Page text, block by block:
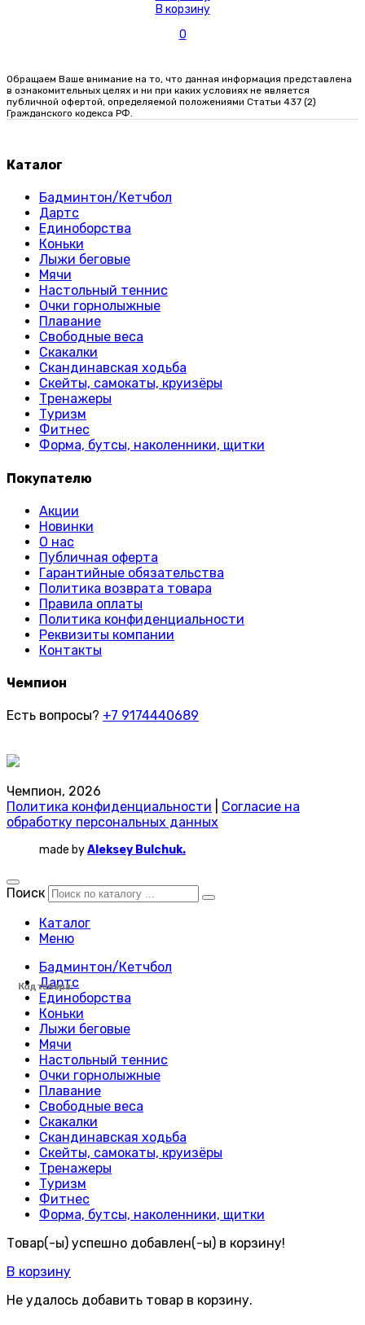
Код товара:
Код товара:
Код товара:
Код товара:
Код товара:
Код товара:
Код товара:
Код товара:
Код товара:
Код товара:
Код товара:
Код товара:
Код товара:
Код товара:
Код товара:
Код товара:
Код товара:
Код товара:
Код товара:
Код товара:
Код товара:
Код товара:
Код товара:
В корзину
0
Код товара:
Обращаем Ваше внимание на то, что данная информация представлена
в ознакомительных целях и ни при каких условиях не является
публичной офертой, определяемой положениями Статьи 437 (2)
Гражданского кодекса РФ.
Каталог
Бадминтон/Кетчбол
Дартс
Единоборства
Коньки
Лыжи беговые
Мячи
Настольный теннис
Очки горнолыжные
Плавание
Свободные веса
Скакалки
Скандинавская ходьба
Скейты, самокаты, круизёры
Тренажеры
Туризм
Фитнес
Форма, бутсы, наколенники, щитки
Покупателю
Акции
Новинки
О нас
Публичная оферта
Гарантийные обязательства
Политика возврата товара
Правила оплаты
Политика конфиденциальности
Реквизиты компании
Контакты
Чемпион
Есть вопросы? +7 9174440689
Чемпион, 2026
Политика конфиденциальности
Согласие на
обработку персональных данных
made byAleksey Bulchuk.
Поиск
Каталог
Меню
Бадминтон/Кетчбол
Дартс
Единоборства
Коньки
Лыжи беговые
Мячи
Настольный теннис
Очки горнолыжные
Плавание
Свободные веса
Скакалки
Скандинавская ходьба
Скейты, самокаты, круизёры
Тренажеры
Туризм
Фитнес
Форма, бутсы, наколенники, щитки
Товар(-ы) успешно добавлен(-ы) в корзину!
В корзину
Не удалось добавить товар в корзину.